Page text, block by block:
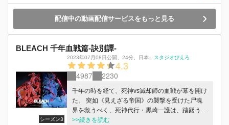
も親衛隊も敗れ去ったかに見えたが…… 真の戦
い、真の絶望は今まさに始まらんとしていた。
死神と滅却師、一護と雨竜、信念と決意―― 決
配信中の動画配信サービスをもっと見る
BLEACH 千年血戦篇-訣別譚-
シーズン3
2023年07月08日公開、 24分、 日本、 スタジオぴえろ
4.3
4987 2230
千年の時を経て、死神vs滅却師の血戦が幕を開け
た。 突如《見えざる帝国》の襲撃を受けた尸魂
界を救うべく、死神代行・黒崎一護は、躊躇うこ
となく戦いに身を投じる。 だが、滅却師の始
>>続きを読む